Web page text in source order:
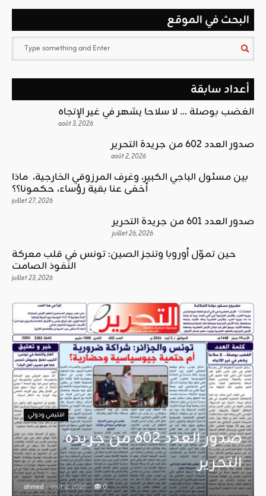
البحث في الموقع
أعداد سابقة
الغضب بوصلة … لا سلاحا يشهر في غير الإتجاه
août 3, 2026
صدور العدد 602 من جريدة التحرير
août 2, 2026
بين مسئول الباجي الكبير، وغرف المرزوقي الخارجية، ماذا
أخفى عنا بقية رؤساء، حكمونا؟؟
juillet 27, 2026
صدور العدد 601 من جريدة التحرير
juillet 26, 2026
حين تموّل أوروبا وتنجز الصين: تونس في قلب معركة
النفوذ الصامت
juillet 23, 2026
اقليمي ودولي
صدور العدد 602 من جريدة
التحرير
ahmed - août 2, 2026 0